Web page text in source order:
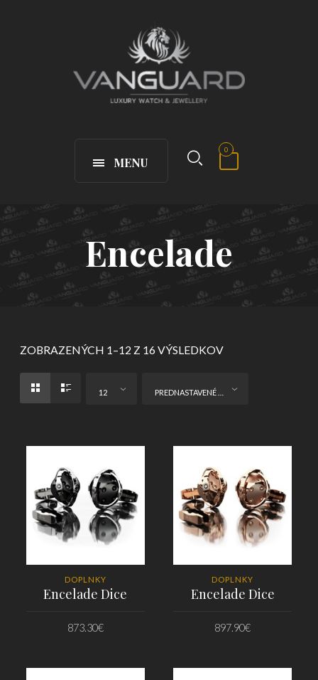
MENU
0
Encelade
ZOBRAZENÝCH 1–12 Z 16 VÝSLEDKOV
12
DOPLNKY
Encelade Dice
873.30€
DOPLNKY
Encelade Dice
897.90€